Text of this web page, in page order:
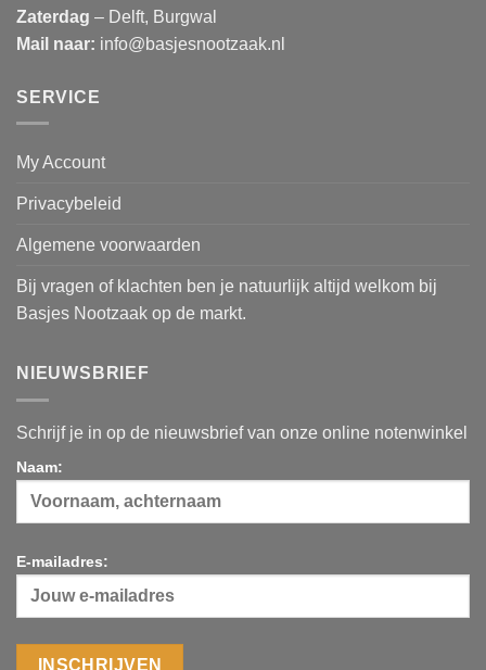
Zaterdag – Delft, Burgwal
Mail naar: info@basjesnootzaak.nl
SERVICE
My Account
Privacybeleid
Algemene voorwaarden
Bij vragen of klachten ben je natuurlijk altijd welkom bij
Basjes Nootzaak op de markt.
NIEUWSBRIEF
Schrijf je in op de nieuwsbrief van onze online notenwinkel
Naam:
E-mailadres: